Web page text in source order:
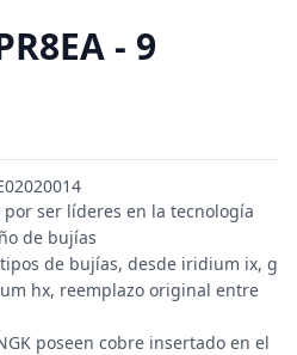
- 9
ser líderes en la tecnología
de bujías
de bujías, desde iridium ix, g
hx, reemplazo original entre
poseen cobre insertado en el